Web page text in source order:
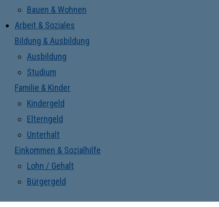
Bauen & Wohnen
Arbeit & Soziales
Bildung & Ausbildung
Ausbildung
Studium
Familie & Kinder
Kindergeld
Elterngeld
Unterhalt
Einkommen & Sozialhilfe
Lohn / Gehalt
Bürgergeld